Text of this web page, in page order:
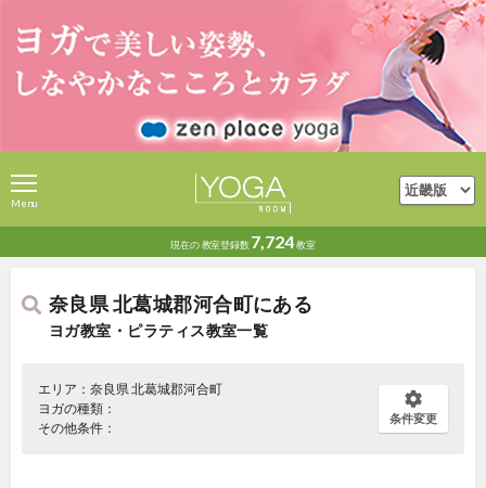
現在の教室登録数 7,724教室
Menu
奈良県 北葛城郡河合町にある
ヨガ教室・ピラティス教室一覧
エリア：奈良県 北葛城郡河合町
ヨガの種類：
その他条件：
条件変更